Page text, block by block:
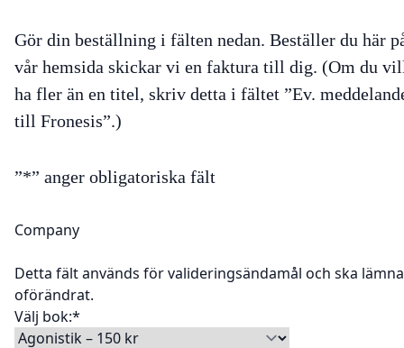
Gör din beställning i fälten nedan. Beställer du här
vår hemsida skickar vi en faktura till dig. (Om du
ha fler än en titel, skriv detta i fältet ”Ev.
till Fronesis”.)
”*” anger obligatoriska fält
Company
Detta fält används för valideringsändamål och ska
oförändrat.
Välj bok:*